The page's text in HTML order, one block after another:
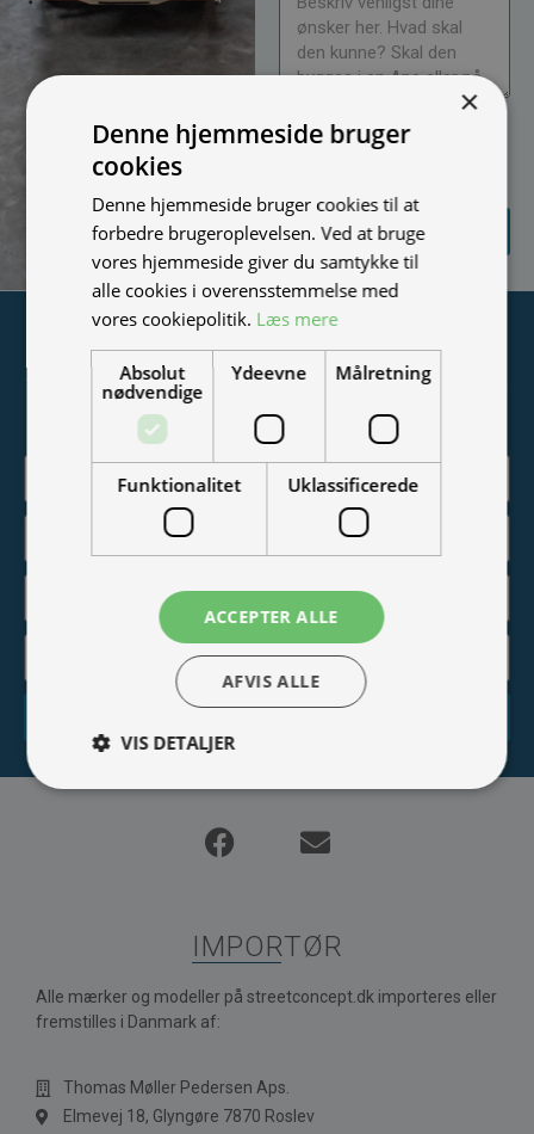
Jeg vil gerne modtage
nyheder på mail (bare rolig,
SEND
FORESPØRGSEL
Tilmeld nyhedsmail
Vær blandt de første til at modtage info om nye produkter,
tilbud, events og udstillinger.
IMPORTØR
Alle mærker og modeller på streetconcept.dk importeres eller
fremstilles i Danmark af:
Thomas Møller Pedersen Aps.
Elmevej 18, Glyngøre 7870 Roslev
×
Denne hjemmeside bruger
cookies
Denne hjemmeside bruger cookies til at
forbedre brugeroplevelsen. Ved at bruge
vores hjemmeside giver du samtykke til
alle cookies i overensstemmelse med
vores cookiepolitik. Læs mere
Absolut
nødvendige
Ydeevne Målretning
Funktionalitet Uklassificerede
ACCEPTER ALLE
AFVIS ALLE
VIS DETALJER